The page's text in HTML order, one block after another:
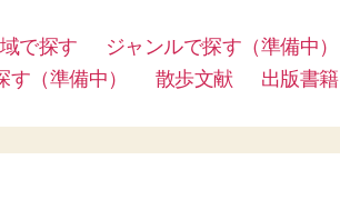
で探す
ジャンルで探す（準備中）
す（準備中）
散歩文献 出版書籍